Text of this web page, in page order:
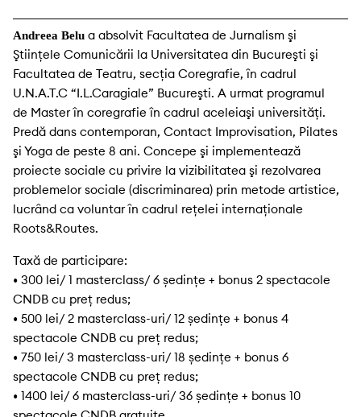
Andreea Belu a absolvit Facultatea de Jurnalism şi
Ştiințele Comunicării la Universitatea din Bucureşti şi
Facultatea de Teatru, secția Coregrafie, în cadrul
U.N.A.T.C “I.L.Caragiale” Bucureşti. A urmat programul
de Master în coregrafie în cadrul aceleiaşi universități.
Predă dans contemporan, Contact Improvisation, Pilates
şi Yoga de peste 8 ani. Concepe şi implementează
proiecte sociale cu privire la vizibilitatea şi rezolvarea
problemelor sociale (discriminarea) prin metode artistice,
lucrând ca voluntar în cadrul rețelei internaționale
Roots&Routes.
Taxă de participare:
• 300 lei/ 1 masterclass/ 6 ședințe + bonus 2 spectacole
CNDB cu preţ redus;
• 500 lei/ 2 masterclass-uri/ 12 ședințe + bonus 4
spectacole CNDB cu preț redus;
• 750 lei/ 3 masterclass-uri/ 18 ședințe + bonus 6
spectacole CNDB cu preț redus;
• 1400 lei/ 6 masterclass-uri/ 36 ședințe + bonus 10